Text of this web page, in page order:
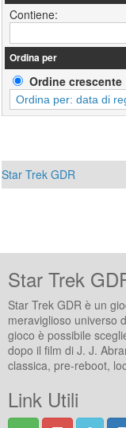
Contiene:
Ordina per
Ordine crescente
Star Trek GDR
Star Trek
Star Trek GDR è un
meraviglioso universo
gioco è possibile
dopo il film di J. J.
classica, pre-reboot,
Link Utili